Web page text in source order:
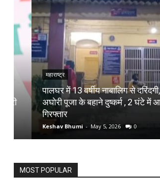
महाराष्ट्र
पालघर में 13 वर्षीय नाबालिग से दरिंदगी,
अघोरी पूजा के बहाने दुष्कर्म , 2 घंटे में आरोपी
गिरफ्तार
Keshav Bhumi - May 5, 2026 0
MOST POPULAR